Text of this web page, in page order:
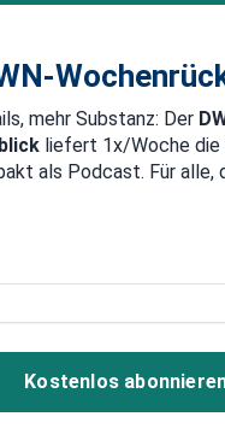
MEIN DWN:
DWN-Magazin
Trio:
die Ukraine
zündeln alle
mehr Substanz: Der
liefert 1x/Woche
als Podcast. Für alle,
Kostenlos